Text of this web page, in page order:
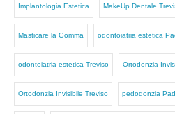
Implantologia Estetica MakeUp Dentale
Masticare la Gomma odontoiatria estetica
odontoiatria estetica Treviso Ortodonzia
Ortodonzia Invisibile Treviso pedodonzia